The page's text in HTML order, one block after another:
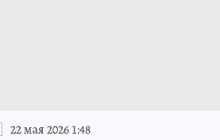
22 мая 2026 1:48